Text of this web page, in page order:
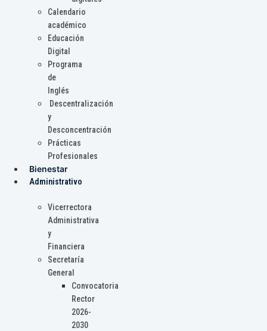
Calendario
académico
Educación
Digital
Programa
de
Inglés
Descentralización
y
Desconcentración
Prácticas
Profesionales
Bienestar
Administrativo
Vicerrectora
Administrativa
y
Financiera
Secretaría
General
Convocatoria
Rector
2026-
2030